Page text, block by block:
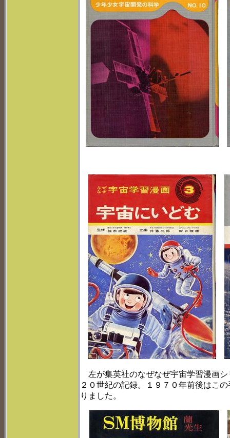
左が集英社のなぜなぜ宇宙学習漫画
２０世紀の記録。１９７０年前後はこ
りました。